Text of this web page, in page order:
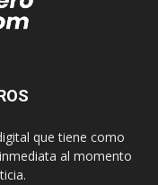
que tiene como
al momento